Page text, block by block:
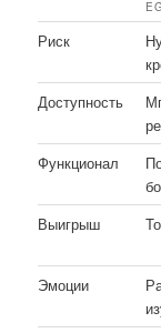
Риск
Доступность
Функционал
Выигрыш
Эмоции